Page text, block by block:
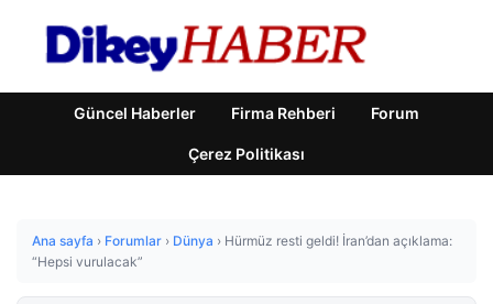
Güncel Haberler Firma Rehberi Forum
Çerez Politikası
Ana sayfa › Forumlar › Dünya › Hürmüz resti geldi! İran’dan açıklama:
“Hepsi vurulacak”